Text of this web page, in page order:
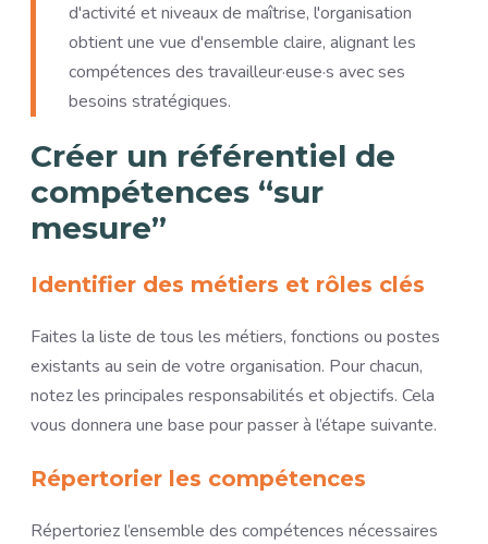
d'activité et niveaux de maîtrise, l'organisation
obtient une vue d'ensemble claire, alignant les
compétences des travailleur·euse·s avec ses
besoins stratégiques.
Créer un référentiel de
compétences “sur
mesure”
Identifier des métiers et rôles clés
Faites la liste de tous les métiers, fonctions ou postes
existants au sein de votre organisation. Pour chacun,
notez les principales responsabilités et objectifs. Cela
vous donnera une base pour passer à l’étape suivante.
Répertorier les compétences
Répertoriez l’ensemble des compétences nécessaires